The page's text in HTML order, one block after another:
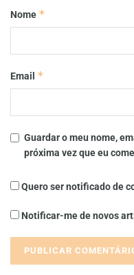
Nome *
Email *
Guardar o meu nome,
próxima vez que eu
Quero ser notificado de
Notificar-me de novos